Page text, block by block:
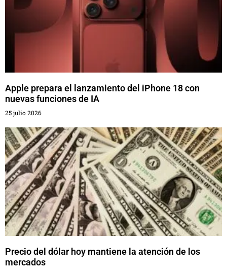
Apple prepara el lanzamiento del iPhone 18 con
nuevas funciones de IA
25 julio 2026
Precio del dólar hoy mantiene la atención de los
mercados